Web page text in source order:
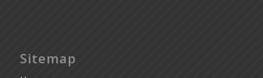
Sitemap